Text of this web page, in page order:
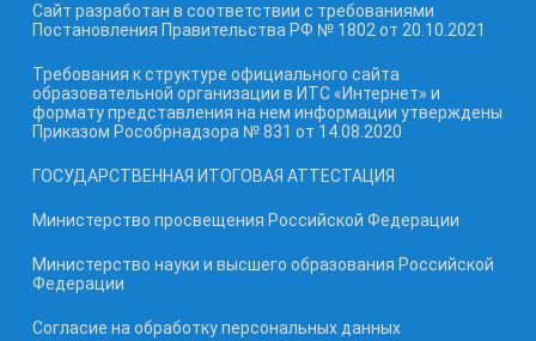
Сайт разработан в соответствии с требованиями
Постановления Правительства РФ № 1802 от 20.10.2021
Требования к структуре официального сайта
образовательной организации в ИТС «Интернет» и
формату представления на нем информации утверждены
Приказом Рособрнадзора № 831 от 14.08.2020
ГОСУДАРСТВЕННАЯ ИТОГОВАЯ АТТЕСТАЦИЯ
Министерство просвещения Российской Федерации
Министерство науки и высшего образования Российской
Федерации
Согласие на обработку персональных данных